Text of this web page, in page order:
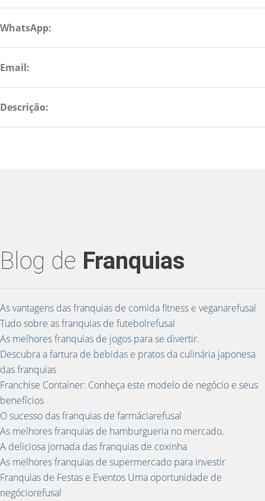
WhatsApp:
Email:
Descrição:
Blog de Franquias
As vantagens das franquias de comida fitness e veganarefusal
Tudo sobre as franquias de futebolrefusal
As melhores franquias de jogos para se divertir.
Descubra a fartura de bebidas e pratos da culinária japonesa
das franquias
Franchise Container: Conheça este modelo de negócio e seus
benefícios
O sucesso das franquias de farmáciarefusal
As melhores franquias de hamburgueria no mercado.
A deliciosa jornada das franquias de coxinha
As melhores franquias de supermercado para investir
Franquias de Festas e Eventos Uma oportunidade de
negóciorefusal